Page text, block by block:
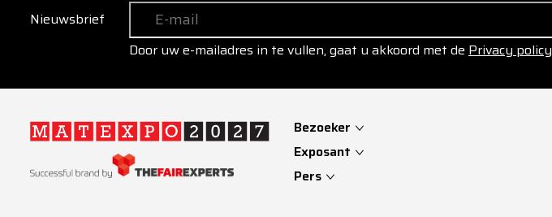
Nieuwsbrief
Door uw e-mailadres in te vullen, gaat u akkoord met de Privacy policy
Bezoeker
Exposant
Pers